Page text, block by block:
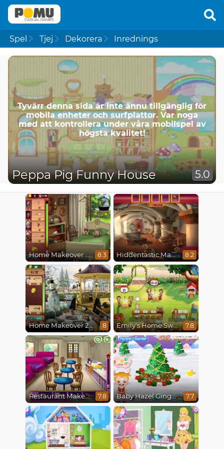
Spel Tjej Dekorera Inrednings
Tyvärr denna sida är inte ännu tillgänglig för
mobila enheter och surfplattor. Var noga
med att kontrollera under våra mobilspel av
högsta kvalitet!
Peppa Pig Funny House 5.0
Home Makeover Hidden Object 8.3 Hiddentastic Mansion 8.2
Home Makeover 2 Hidden Object 8 Emily's Home Sweet Home 7.8
Restaurant Makeover 7.8 Baby Hazel Gingerbread House 7.7